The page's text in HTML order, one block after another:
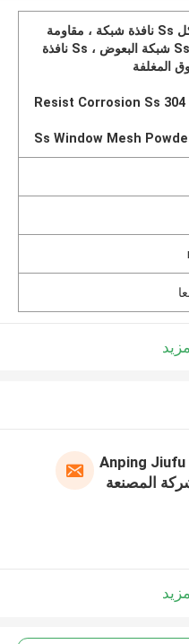
مقاومة التآكل Ss نافذة شبكة ، مقاومة
التآكل Ss 304 شبكة البعوض ، Ss نافذة
المغلفة
Resist Corrosion Ss
Ss Window Mesh
Anping Jiufu